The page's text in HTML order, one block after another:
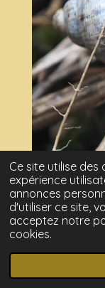
Ce site utilise des
expérience
annonces
d'utiliser ce site,
acceptez notre
cookies.